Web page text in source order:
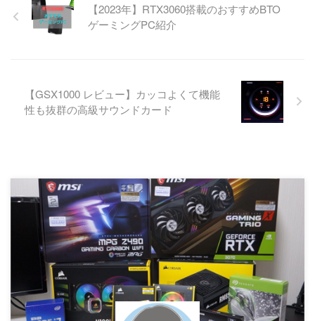
【2023年】RTX3060搭載のおすすめBTO
ゲーミングPC紹介
【GSX1000 レビュー】カッコよくて機能
性も抜群の高級サウンドカード